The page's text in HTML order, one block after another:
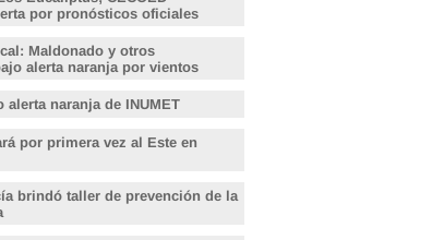
por pronósticos oficiales
Maldonado y otros
alerta naranja por vientos
alerta naranja de INUMET
por primera vez al Este en
brindó taller de prevención de la